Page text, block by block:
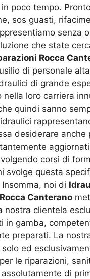
poco tempo.
sos guasti,
senza
che state
Rocca
di personale
di grande
nella loro carriera
quindi sanno
desiderare anche
corsi di
svolge questa
noi di
Canterano
nostra clientela
in gamba,
preparati. La
ed
le riparazioni,
di